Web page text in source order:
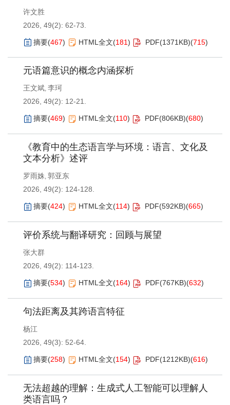
许文胜
2026, 49(2): 62-73.
摘要(467) HTML全文(181) PDF(1371KB)(715)
元语篇意识的概念内涵探析
王文斌, 李珂
2026, 49(2): 12-21.
摘要(469) HTML全文(110) PDF(806KB)(680)
《教育中的生态语言学与环境：语言、文化及
文本分析》述评
罗雨姝, 郭亚东
2026, 49(2): 124-128.
摘要(424) HTML全文(114) PDF(592KB)(665)
评价系统与翻译研究：回顾与展望
张大群
2026, 49(2): 114-123.
摘要(534) HTML全文(164) PDF(767KB)(632)
句法距离及其跨语言特征
杨江
2026, 49(3): 52-64.
摘要(258) HTML全文(154) PDF(1212KB)(616)
无法超越的理解：生成式人工智能可以理解人
类语言吗？